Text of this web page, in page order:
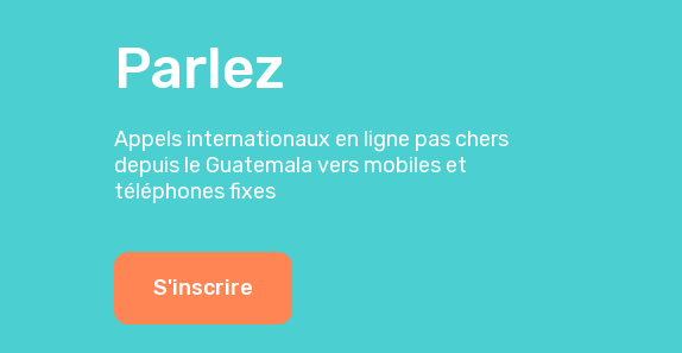
Parlez
Appels internationaux en ligne pas chers
depuis le Guatemala vers mobiles et
téléphones fixes
S'inscrire